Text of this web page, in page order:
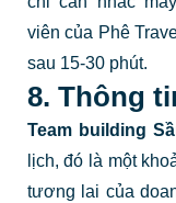
viên của Phê
sau 15-30 phút.
8. Thông
Team building
lịch, đó là một
tương lai của